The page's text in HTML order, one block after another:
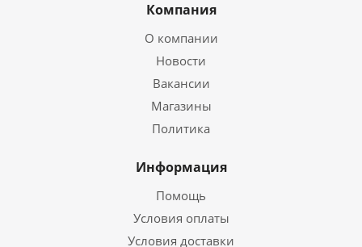
Компания
О компании
Новости
Вакансии
Магазины
Политика
Информация
Помощь
Условия оплаты
Условия доставки